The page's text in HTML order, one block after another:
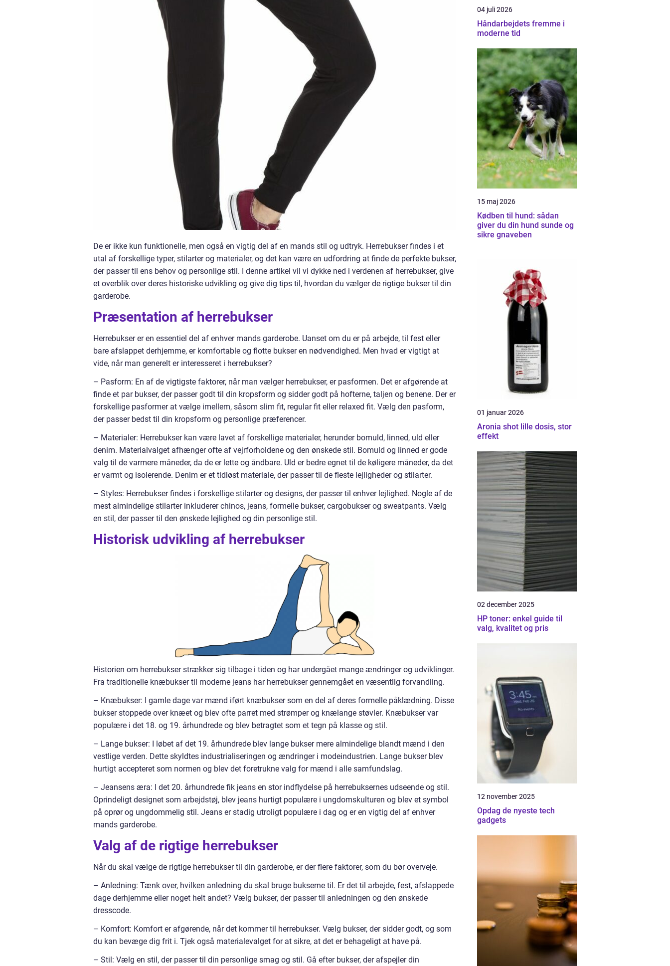
De er ikke kun funktionelle, men også en vigtig del af en mands stil og udtryk. Herrebukser findes i et
utal af forskellige typer, stilarter og materialer, og det kan være en udfordring at finde de perfekte bukser,
der passer til ens behov og personlige stil. I denne artikel vil vi dykke ned i verdenen af herrebukser, give
et overblik over deres historiske udvikling og give dig tips til, hvordan du vælger de rigtige bukser til din
garderobe.
Præsentation af herrebukser
Herrebukser er en essentiel del af enhver mands garderobe. Uanset om du er på arbejde, til fest eller
bare afslappet derhjemme, er komfortable og flotte bukser en nødvendighed. Men hvad er vigtigt at
vide, når man generelt er interesseret i herrebukser?
– Pasform: En af de vigtigste faktorer, når man vælger herrebukser, er pasformen. Det er afgørende at
finde et par bukser, der passer godt til din kropsform og sidder godt på hofterne, taljen og benene. Der er
forskellige pasformer at vælge imellem, såsom slim fit, regular fit eller relaxed fit. Vælg den pasform,
der passer bedst til din kropsform og personlige præferencer.
– Materialer: Herrebukser kan være lavet af forskellige materialer, herunder bomuld, linned, uld eller
denim. Materialvalget afhænger ofte af vejrforholdene og den ønskede stil. Bomuld og linned er gode
valg til de varmere måneder, da de er lette og åndbare. Uld er bedre egnet til de køligere måneder, da det
er varmt og isolerende. Denim er et tidløst materiale, der passer til de fleste lejligheder og stilarter.
– Styles: Herrebukser findes i forskellige stilarter og designs, der passer til enhver lejlighed. Nogle af de
mest almindelige stilarter inkluderer chinos, jeans, formelle bukser, cargobukser og sweatpants. Vælg
en stil, der passer til den ønskede lejlighed og din personlige stil.
Historisk udvikling af herrebukser
Historien om herrebukser strækker sig tilbage i tiden og har undergået mange ændringer og udviklinger.
Fra traditionelle knæbukser til moderne jeans har herrebukser gennemgået en væsentlig forvandling.
– Knæbukser: I gamle dage var mænd iført knæbukser som en del af deres formelle påklædning. Disse
bukser stoppede over knæet og blev ofte parret med strømper og knælange støvler. Knæbukser var
populære i det 18. og 19. århundrede og blev betragtet som et tegn på klasse og stil.
– Lange bukser: I løbet af det 19. århundrede blev lange bukser mere almindelige blandt mænd i den
vestlige verden. Dette skyldtes industrialiseringen og ændringer i modeindustrien. Lange bukser blev
hurtigt accepteret som normen og blev det foretrukne valg for mænd i alle samfundslag.
– Jeansens æra: I det 20. århundrede fik jeans en stor indflydelse på herrebuksernes udseende og stil.
Oprindeligt designet som arbejdstøj, blev jeans hurtigt populære i ungdomskulturen og blev et symbol
på oprør og ungdommelig stil. Jeans er stadig utroligt populære i dag og er en vigtig del af enhver
mands garderobe.
Valg af de rigtige herrebukser
Når du skal vælge de rigtige herrebukser til din garderobe, er der flere faktorer, som du bør overveje.
– Anledning: Tænk over, hvilken anledning du skal bruge bukserne til. Er det til arbejde, fest, afslappede
dage derhjemme eller noget helt andet? Vælg bukser, der passer til anledningen og den ønskede
dresscode.
– Komfort: Komfort er afgørende, når det kommer til herrebukser. Vælg bukser, der sidder godt, og som
du kan bevæge dig frit i. Tjek også materialevalget for at sikre, at det er behageligt at have på.
– Stil: Vælg en stil, der passer til din personlige smag og stil. Gå efter bukser, der afspejler din
04 juli 2026
Håndarbejdets fremme i
moderne tid
15 maj 2026
Kødben til hund: sådan
giver du din hund sunde og
sikre gnaveben
01 januar 2026
Aronia shot lille dosis, stor
effekt
02 december 2025
HP toner: enkel guide til
valg, kvalitet og pris
12 november 2025
Opdag de nyeste tech
gadgets